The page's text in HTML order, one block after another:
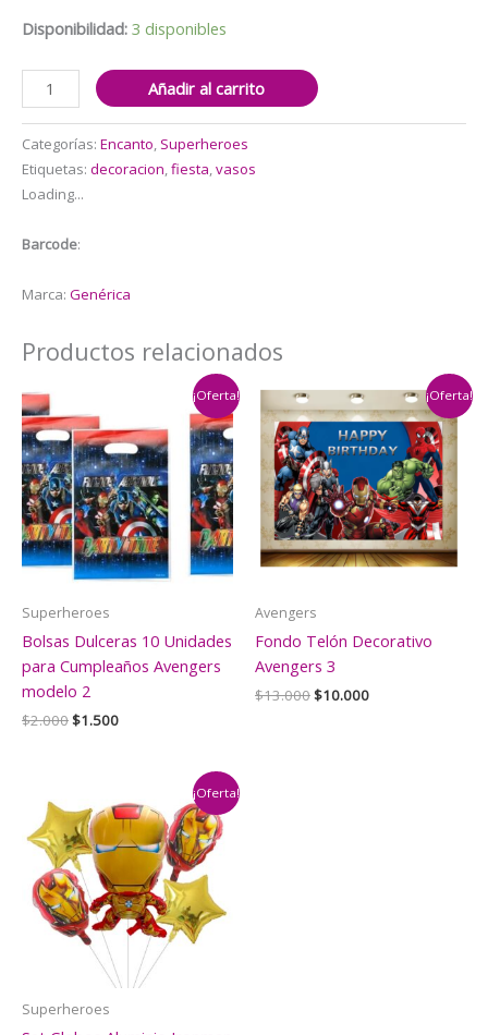
Disponibilidad: 3 disponibles
Pack
de
10
Vasos
para
isabella
cantidad
Añadir al carrito
Categorías: Encanto, Superheroes
Etiquetas: decoracion,fiesta,vasos
Loading...
Barcode:
Marca: Genérica
Productos relacionados
¡Oferta!
Superheroes
Bolsas Dulceras 10 Unidades
para Cumpleaños Avengers
modelo 2
$2.000El
$1.500El
¡Oferta!
Avengers
Fondo Telón Decorativo
Avengers 3
$13.000El
$10.000El
¡Oferta!
Superheroes